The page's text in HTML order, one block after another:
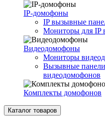
IP-домофоны
IP вызывные
Мониторы для IP
Видеодомофоны
Мониторы
Вызывные
видеодомофонов
Комплекты домофонов
Каталог товаров